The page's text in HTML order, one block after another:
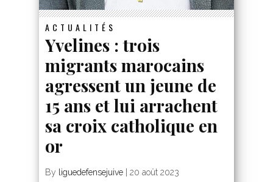
ACTUALITÉS
Yvelines : trois
migrants marocains
agressent un jeune de
15 ans et lui arrachent
sa croix catholique en
or
By liguedefensejuive 20 août 2023